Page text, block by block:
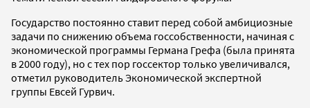
Государство постоянно ставит перед собой амбициозные
задачи по снижению объема госсобственности, начиная с
экономической программы Германа Грефа (была принята
в 2000 году), но с тех пор госсектор только увеличивался,
отметил руководитель Экономической экспертной
группы Евсей Гурвич.